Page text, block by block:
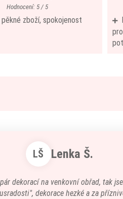
Hodnocení: 5 / 5
pěkné zboží, spokojenost
LŠ Lenka Š.
dekorací na venkovní obřad, tak
dekorace hezké a za